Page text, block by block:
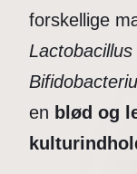
forskellige
en blød og